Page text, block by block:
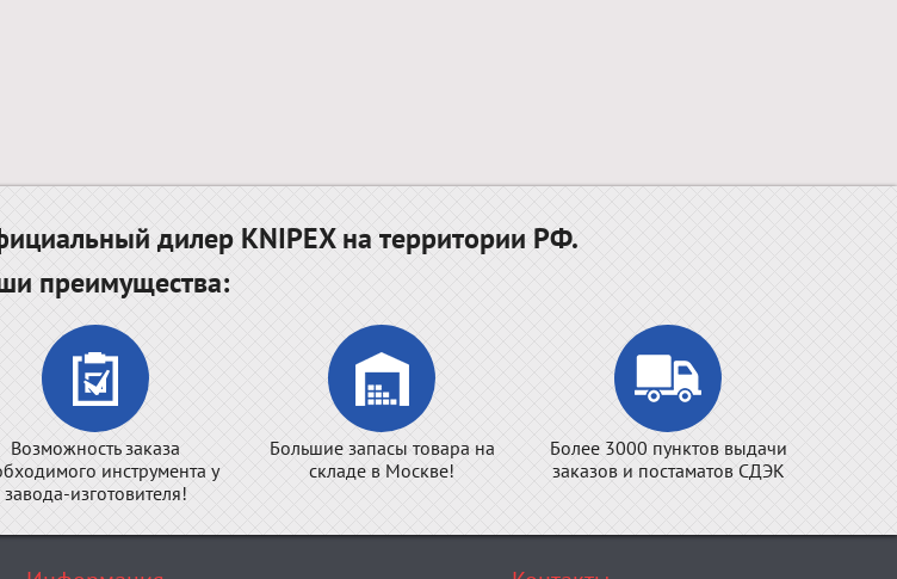
дилер KNIPEX на территории РФ.
преимущества:
Возможность заказа
инструмента у
завода-изготовителя!
Большие запасы товара на
складе в Москве!
Более 3000 пунктов выдачи
заказов и постаматов СДЭК